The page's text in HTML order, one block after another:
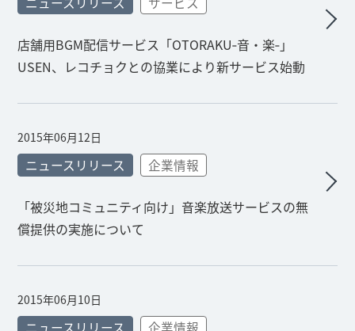
店舗用BGM配信サービス「OTORAKU‐音・楽‐」
USEN、レコチョクとの協業により新サービス始動
2015年06月12日
ニュースリリース 企業情報
「被災地コミュニティ向け」音楽放送サービスの無
償提供の実施について
2015年06月10日